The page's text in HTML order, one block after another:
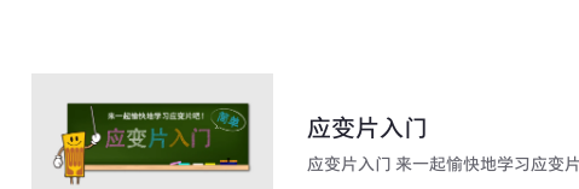
应变片入门
应变片入门 来一起愉快地学习应变片